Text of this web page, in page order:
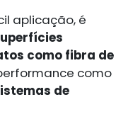
aplicação, é
como fibra de
como
de